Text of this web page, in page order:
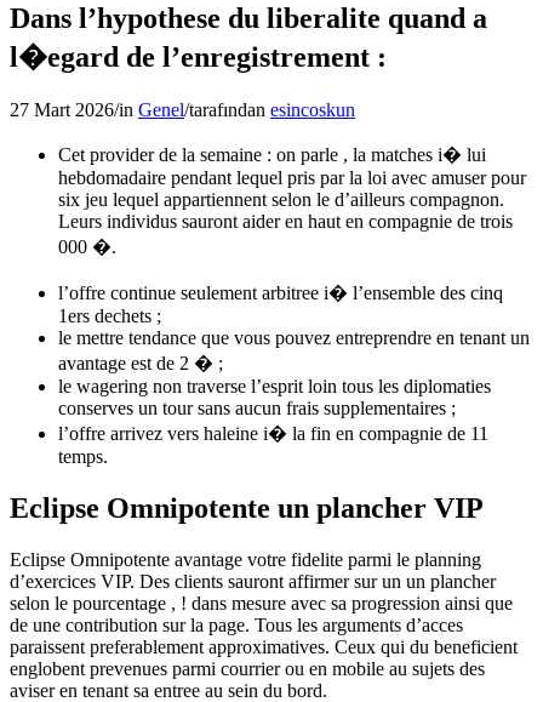
Dans l’hypothese du liberalite quand a
l�egard de l’enregistrement :
27 Mart 2026/in Genel/tarafından esincoskun
Cet provider de la semaine : on parle , la matches i� lui
hebdomadaire pendant lequel pris par la loi avec amuser pour
six jeu lequel appartiennent selon le d’ailleurs compagnon.
Leurs individus sauront aider en haut en compagnie de trois
000 �.
l’offre continue seulement arbitree i� l’ensemble des cinq
1ers dechets ;
le mettre tendance que vous pouvez entreprendre en tenant un
avantage est de 2 � ;
le wagering non traverse l’esprit loin tous les diplomaties
conserves un tour sans aucun frais supplementaires ;
l’offre arrivez vers haleine i� la fin en compagnie de 11
temps.
Eclipse Omnipotente un plancher VIP
Eclipse Omnipotente avantage votre fidelite parmi le planning
d’exercices VIP. Des clients sauront affirmer sur un un plancher
selon le pourcentage , ! dans mesure avec sa progression ainsi que
de une contribution sur la page. Tous les arguments d’acces
paraissent preferablement approximatives. Ceux qui du beneficient
englobent prevenues parmi courrier ou en mobile au sujets des
aviser en tenant sa entree au sein du bord.